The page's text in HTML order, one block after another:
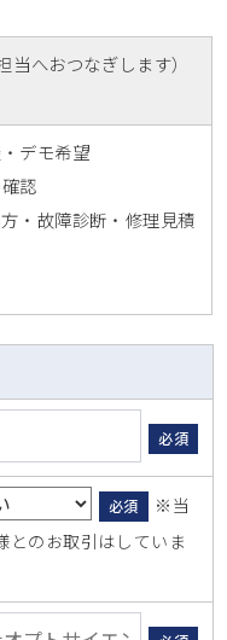
当へおつなぎします）
デモ希望
認
・ 故障診断 ・ 修理見積
必須
必須
※当
とのお取引はしていま